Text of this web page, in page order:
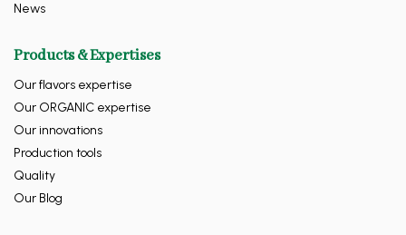
News
Products & Expertises
Our flavors expertise
Our ORGANIC expertise
Our innovations
Production tools
Quality
Our Blog